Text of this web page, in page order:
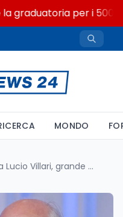
graduatoria per i 500
MONDO
Addio a Lucio Villari, grande storico italiano